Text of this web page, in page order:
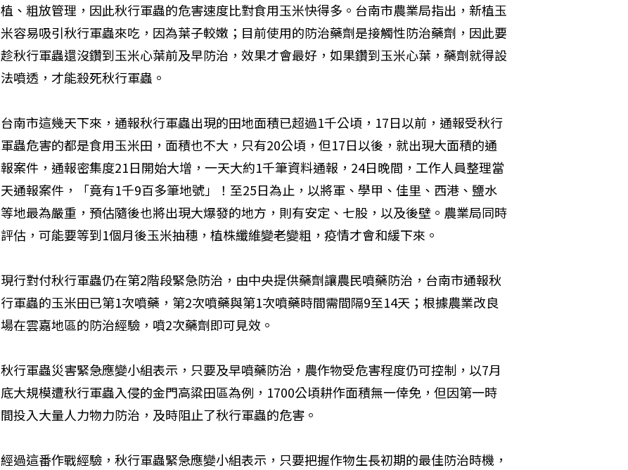
植、粗放管理，因此秋行軍蟲的危害速度比對食用玉米快得多。台南市農業局指出，新植玉
米容易吸引秋行軍蟲來吃，因為葉子較嫩；目前使用的防治藥劑是接觸性防治藥劑，因此要
趁秋行軍蟲還沒鑽到玉米心葉前及早防治，效果才會最好，如果鑽到玉米心葉，藥劑就得設
法噴透，才能殺死秋行軍蟲。
台南市這幾天下來，通報秋行軍蟲出現的田地面積已超過1千公頃，17日以前，通報受秋行
軍蟲危害的都是食用玉米田，面積也不大，只有20公頃，但17日以後，就出現大面積的通
報案件，通報密集度21日開始大增，一天大約1千筆資料通報，24日晚間，工作人員整理當
天通報案件，「竟有1千9百多筆地號」！至25日為止，以將軍、學甲、佳里、西港、鹽水
等地最為嚴重，預估隨後也將出現大爆發的地方，則有安定、七股，以及後壁。農業局同時
評估，可能要等到1個月後玉米抽穗，植株纖維變老變粗，疫情才會和緩下來。
現行對付秋行軍蟲仍在第2階段緊急防治，由中央提供藥劑讓農民噴藥防治，台南市通報秋
行軍蟲的玉米田已第1次噴藥，第2次噴藥與第1次噴藥時間需間隔9至14天；根據農業改良
場在雲嘉地區的防治經驗，噴2次藥劑即可見效。
秋行軍蟲災害緊急應變小組表示，只要及早噴藥防治，農作物受危害程度仍可控制，以7月
底大規模遭秋行軍蟲入侵的金門高粱田區為例，1700公頃耕作面積無一倖免，但因第一時
間投入大量人力物力防治，及時阻止了秋行軍蟲的危害。
經過這番作戰經驗，秋行軍蟲緊急應變小組表示，只要把握作物生長初期的最佳防治時機，